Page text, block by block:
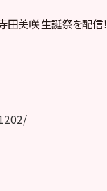
田美咲 生誕祭を配信！